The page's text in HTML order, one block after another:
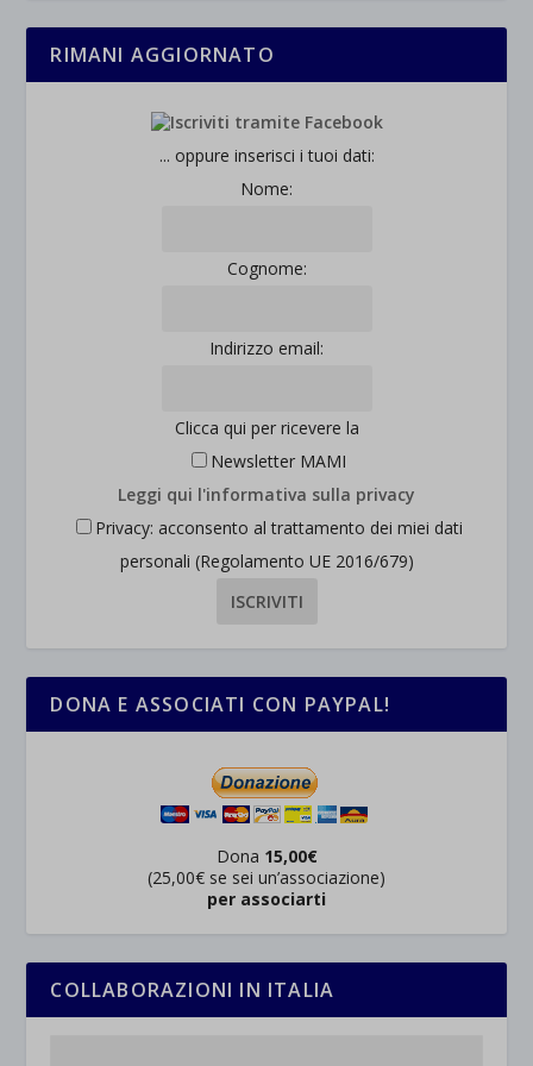
RIMANI AGGIORNATO
... oppure inserisci i tuoi dati:
Nome:
Cognome:
Indirizzo email:
Clicca qui per ricevere la
Newsletter MAMI
Leggi qui l'informativa sulla privacy
Privacy: acconsento al trattamento dei miei dati
personali (Regolamento UE 2016/679)
DONA E ASSOCIATI CON PAYPAL!
Dona 15,00€
(25,00€ se sei un’associazione)
per associarti
COLLABORAZIONI IN ITALIA
rientrano nelle altre categorie specifiche o che non sono stati
esplicitamente categorizzati.
Mostra dettagli